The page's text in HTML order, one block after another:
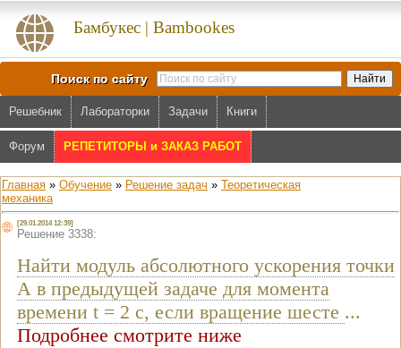
Бамбукес | Bambookes
Поиск по сайту
Решебник Лабораторки Задачи Книги
Форум РЕПЕТИТОРЫ и ЗАКАЗ РАБОТ
Главная » Обучение » Решение задач » Теоретическая
механика
[29.01.2014 12:39]
Решение 3338:
Найти модуль абсолютного ускорения точки
А в предыдущей задаче для момента
времени t = 2 c, если вращение шесте ...
Подробнее смотрите ниже